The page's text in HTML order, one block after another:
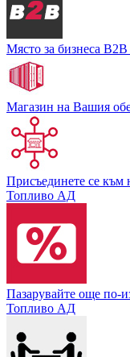
Място за бизнеса В2В
Магазин на Вашия
Присъединете се към
Топливо АД
Пазарувайте още по-
Топливо АД